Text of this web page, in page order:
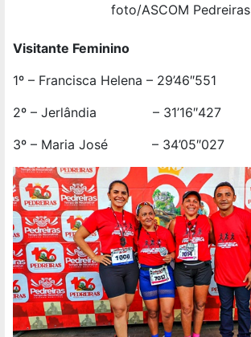
foto/ASCOM Pedreiras
Visitante Feminino
1º – Francisca Helena – 29’46″551
2º – Jerlândia – 31’16″427
3º – Maria José – 34’05″027